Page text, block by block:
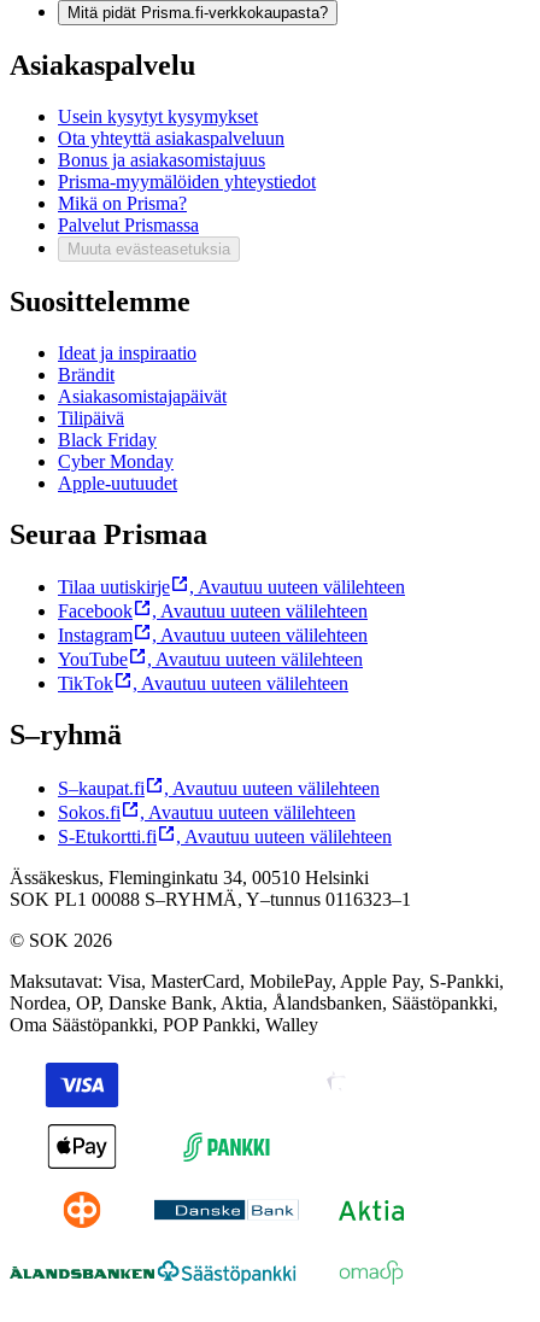
Mitä pidät Prisma.fi-verkkokaupasta?
Asiakaspalvelu
Usein kysytyt kysymykset
Ota yhteyttä asiakaspalveluun
Bonus ja asiakasomistajuus
Prisma-myymälöiden yhteystiedot
Mikä on Prisma?
Palvelut Prismassa
Muuta evästeasetuksia
Suosittelemme
Ideat ja inspiraatio
Brändit
Asiakasomistajapäivät
Tilipäivä
Black Friday
Cyber Monday
Apple-uutuudet
Seuraa Prismaa
Tilaa uutiskirje , Avautuu uuteen välilehteen
Facebook
, Avautuu uuteen välilehteen
Instagram
, Avautuu uuteen välilehteen
YouTube
, Avautuu uuteen välilehteen
TikTok
, Avautuu uuteen välilehteen
S–ryhmä
S–kaupat.fi , Avautuu uuteen välilehteen
Sokos.fi
, Avautuu uuteen välilehteen
S-Etukortti.fi
, Avautuu uuteen välilehteen
Ässäkeskus, Fleminginkatu 34, 00510 Helsinki
SOK PL1 00088 S–RYHMÄ, Y–tunnus 0116323–1
© SOK 2026
Maksutavat: Visa, MasterCard, MobilePay, Apple Pay, S-Pankki,
Nordea, OP, Danske Bank, Aktia, Ålandsbanken, Säästöpankki,
Oma Säästöpankki, POP Pankki, Walley